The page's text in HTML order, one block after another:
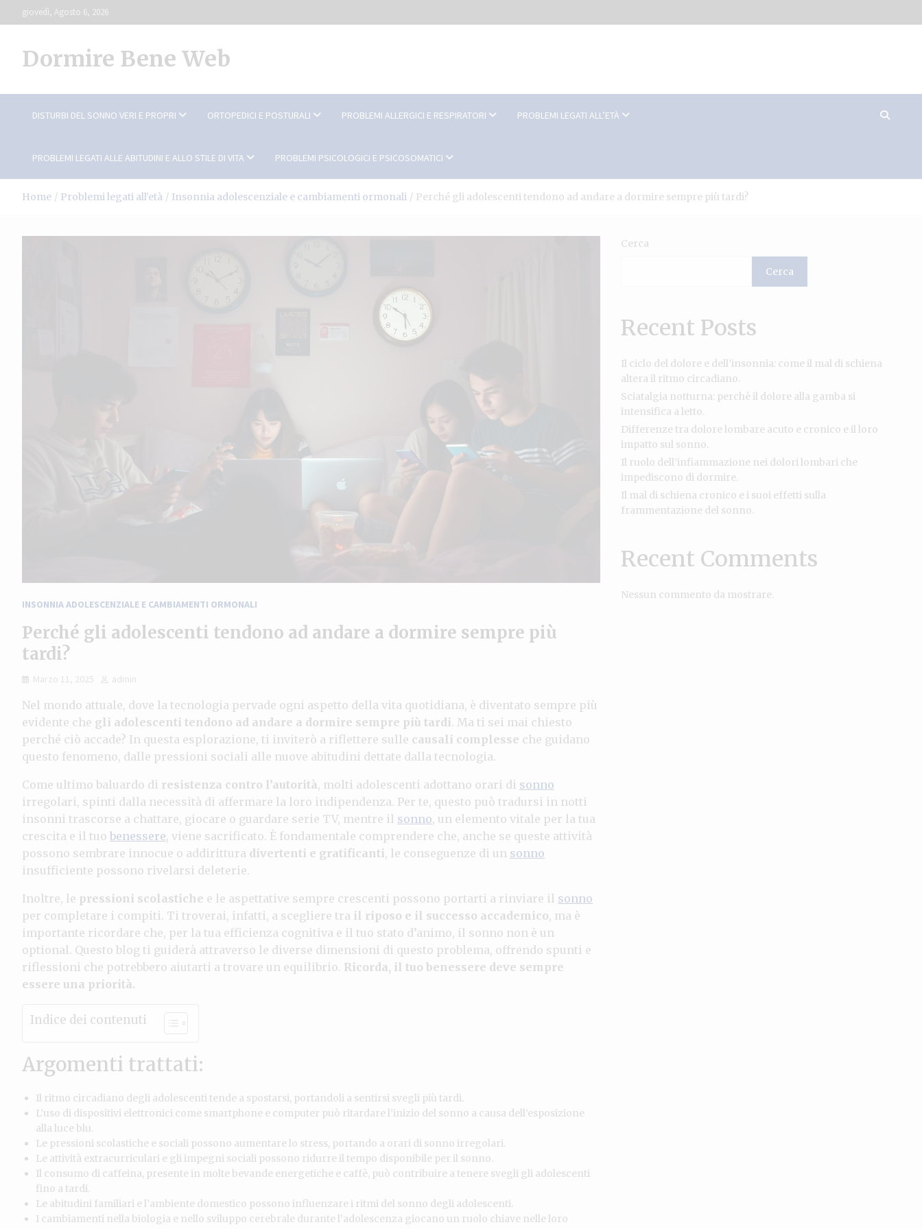
to
giovedì, Agosto 6, 2026
Dormire Bene Web
DISTURBI DEL SONNO VERI E PROPRI ORTOPEDICI E POSTURALI PROBLEMI ALLERGICI E RESPIRATORI PROBLEMI LEGATI ALL’ETÀ
PROBLEMI LEGATI ALLE ABITUDINI E ALLO STILE DI VITA PROBLEMI PSICOLOGICI E PSICOSOMATICI
Home Problemi legati all'età Insonnia adolescenziale e cambiamenti ormonali Perché gli adolescenti tendono ad andare a dormire sempre più tardi?
INSONNIA ADOLESCENZIALE E CAMBIAMENTI ORMONALI
Perché gli adolescenti tendono ad andare a dormire sempre più
tardi?
Marzo 11, 2025 admin
Nel mondo attuale, dove la tecnologia pervade ogni aspetto della vita quotidiana, è diventato sempre più
evidente che gli adolescenti tendono ad andare a dormire sempre più tardi. Ma ti sei mai chiesto
perché ciò accade? In questa esplorazione, ti inviterò a riflettere sulle causali complesse che guidano
questo fenomeno, dalle pressioni sociali alle nuove abitudini dettate dalla tecnologia.
Come ultimo baluardo di resistenza contro l’autorità, molti adolescenti adottano orari di sonno
irregolari, spinti dalla necessità di affermare la loro indipendenza. Per te, questo può tradursi in notti
insonni trascorse a chattare, giocare o guardare serie TV, mentre il sonno, un elemento vitale per la tua
crescita e il tuo benessere, viene sacrificato. È fondamentale comprendere che, anche se queste attività
possono sembrare innocue o addirittura divertenti e gratificanti, le conseguenze di un sonno
insufficiente possono rivelarsi deleterie.
Inoltre, le pressioni scolastiche e le aspettative sempre crescenti possono portarti a rinviare il sonno
per completare i compiti. Ti troverai, infatti, a scegliere tra il riposo e il successo accademico, ma è
importante ricordare che, per la tua efficienza cognitiva e il tuo stato d’animo, il sonno non è un
optional. Questo blog ti guiderà attraverso le diverse dimensioni di questo problema, offrendo spunti e
riflessioni che potrebbero aiutarti a trovare un equilibrio. Ricorda, il tuo benessere deve sempre
essere una priorità.
Indice dei contenuti
Argomenti trattati:
Il ritmo circadiano degli adolescenti tende a spostarsi, portandoli a sentirsi svegli più tardi.
L’uso di dispositivi elettronici come smartphone e computer può ritardare l’inizio del sonno a causa dell’esposizione
alla luce blu.
Le pressioni scolastiche e sociali possono aumentare lo stress, portando a orari di sonno irregolari.
Le attività extracurriculari e gli impegni sociali possono ridurre il tempo disponibile per il sonno.
Il consumo di caffeina, presente in molte bevande energetiche e caffè, può contribuire a tenere svegli gli adolescenti
fino a tardi.
Le abitudini familiari e l’ambiente domestico possono influenzare i ritmi del sonno degli adolescenti.
I cambiamenti nella biologia e nello sviluppo cerebrale durante l’adolescenza giocano un ruolo chiave nelle loro
Cerca
Cerca
Recent Posts
Il ciclo del dolore e dell’insonnia: come il mal di schiena
altera il ritmo circadiano.
Sciatalgia notturna: perchè il dolore alla gamba si
intensifica a letto.
Differenze tra dolore lombare acuto e cronico e il loro
impatto sul sonno.
Il ruolo dell’infiammazione nei dolori lombari che
impediscono di dormire.
Il mal di schiena cronico e i suoi effetti sulla
frammentazione del sonno.
Recent Comments
Nessun commento da mostrare.